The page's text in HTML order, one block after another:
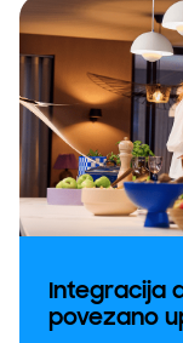
Integracija
povezano